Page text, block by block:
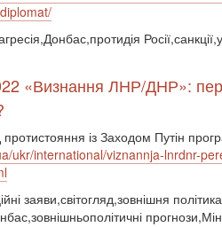
«Визнання ЛНР/ДНР»:
із Заходом Путін
ukr/international/viznannja-lnrdnr-
заяви,світогляд,зовнішня